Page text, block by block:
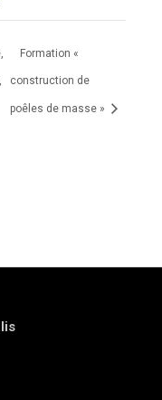
Formation «
construction de
poêles de masse »